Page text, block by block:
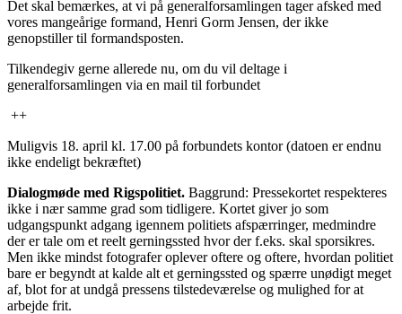
Det skal bemærkes, at vi på generalforsamlingen tager afsked med
vores mangeårige formand, Henri Gorm Jensen, der ikke
genopstiller til formandsposten.
Tilkendegiv gerne allerede nu, om du vil deltage i
generalforsamlingen via en mail til forbundet
++
Muligvis 18. april kl. 17.00 på forbundets kontor (datoen er endnu
ikke endeligt bekræftet)
Dialogmøde med Rigspolitiet. Baggrund: Pressekortet respekteres
ikke i nær samme grad som tidligere. Kortet giver jo som
udgangspunkt adgang igennem politiets afspærringer, medmindre
der er tale om et reelt gerningssted hvor der f.eks. skal sporsikres.
Men ikke mindst fotografer oplever oftere og oftere, hvordan politiet
bare er begyndt at kalde alt et gerningssted og spærre unødigt meget
af, blot for at undgå pressens tilstedeværelse og mulighed for at
arbejde frit.